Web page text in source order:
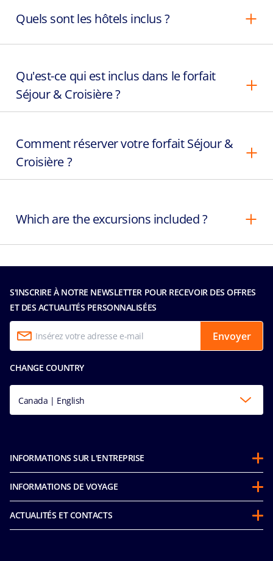
Quels sont les hôtels inclus ?
Qu'est-ce qui est inclus dans le forfait
Séjour & Croisière ?
Comment réserver votre forfait Séjour &
Croisière ?
Which are the excursions included ?
S'INSCRIRE À NOTRE NEWSLETTER POUR RECEVOIR DES OFFRES
ET DES ACTUALITÉS PERSONNALISÉES
Envoyer
CHANGE COUNTRY
Canada | English
INFORMATIONS SUR L'ENTREPRISE
Partenariats
À propos de MSC
Développement durable
Mice and charters
INFORMATIONS DE VOYAGE
Avant votre croisière
FAQ
ACTUALITÉS ET CONTACTS